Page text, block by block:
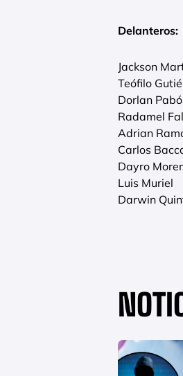
Delanteros:
Jackson
Teófilo
Dorlan
Radamel
Adrian
Carlos
Dayro
Luis Muriel
Darwin